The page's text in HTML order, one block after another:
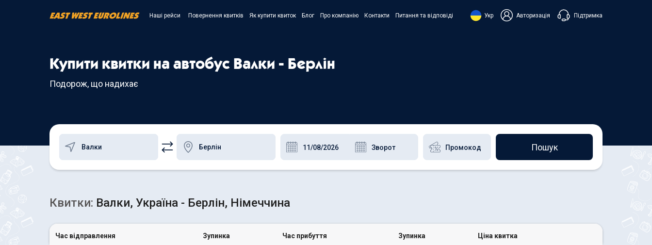
Наші рейси Повернення квитків Як купити квиток Блог Про компанію Контакти Питання та відповіді Укр Авторизація Підтримка
Чат в Messenger
Купити квитки на автобус Валки - Берлін
Подорож, що надихає
Пошук
Квитки: Валки, Україна - Берлін, Німеччина
Час відправлення Зупинка Час прибуття Зупинка Ціна квитка